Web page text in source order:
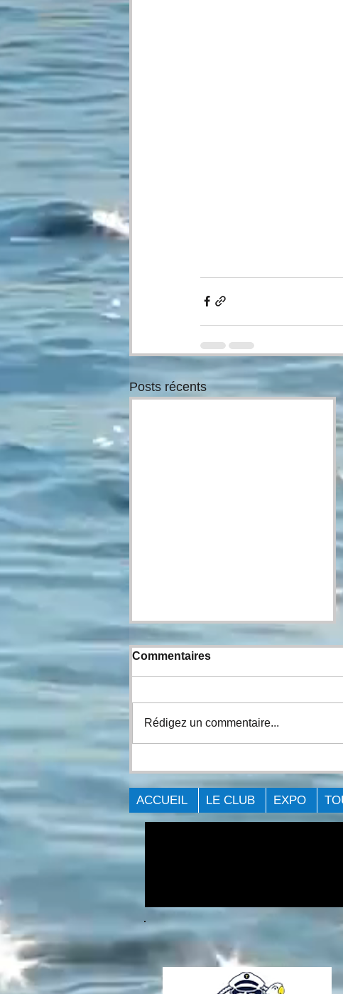
Posts récents
VÉRIFIER LORS DE
L'ACHAT D'UN MOTEUR
HORS-BORD USAGÉ?
Commentaires
Rédigez un commentaire...
ACCUEIL LE CLUB EXPO